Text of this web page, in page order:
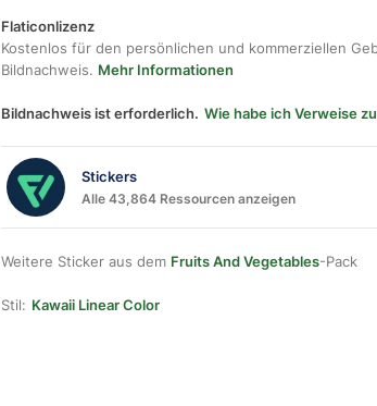
Flaticonlizenz
Kostenlos für den persönlichen und kommerziellen
Bildnachweis. Mehr Informationen
Bildnachweis ist erforderlich. Wie habe ich Verweise
Stickers
Alle 43,864 Ressourcen anzeigen
Weitere Sticker aus dem Fruits And Vegetables-Pack
Stil: Kawaii Linear Color